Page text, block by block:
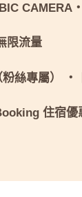
BIC CAMERA ・
限流量
絲專屬） ・
住宿優